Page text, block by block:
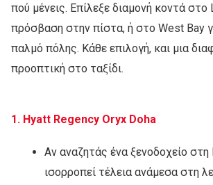
πού μένεις. Επίλεξε διαμονή κοντά στο
πρόσβαση στην πίστα, ή στο West Bay
παλμό πόλης. Κάθε επιλογή, και μια
προοπτική στο ταξίδι.
1. Hyatt Regency Oryx Doha
Αν αναζητάς ένα ξενοδοχείο
ισορροπεί τέλεια ανάμεσα στη